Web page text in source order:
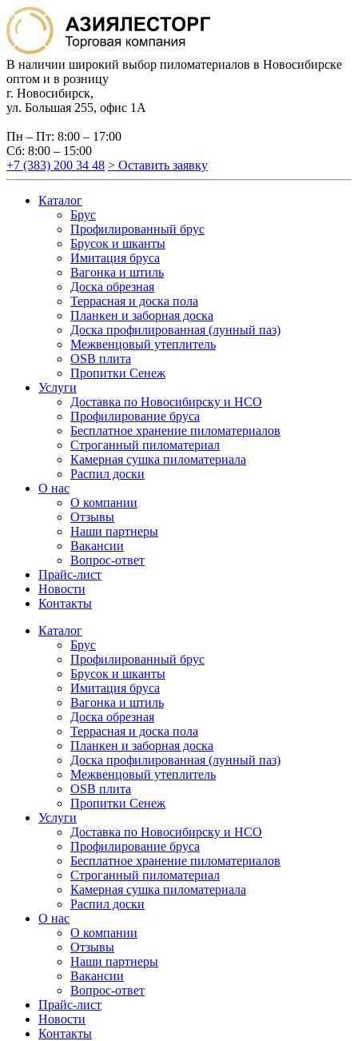
В наличии широкий выбор пиломатериалов в Новосибирске
оптом и в розницу
г. Новосибирск,
ул. Большая 255, офис 1А
Пн – Пт: 8:00 – 17:00
Сб: 8:00 – 15:00
+7 (383) 200 34 48 > Оставить заявку
Каталог
Брус
Профилированный брус
Брусок и шканты
Имитация бруса
Вагонка и штиль
Доска обрезная
Террасная и доска пола
Планкен и заборная доска
Доска профилированная (лунный паз)
Межвенцовый утеплитель
OSB плита
Пропитки Сенеж
Услуги
Доставка по Новосибирску и НСО
Профилирование бруса
Бесплатное хранение пиломатериалов
Строганный пиломатериал
Камерная сушка пиломатериала
Распил доски
О нас
О компании
Отзывы
Наши партнеры
Вакансии
Вопрос-ответ
Прайс-лист
Новости
Контакты
Каталог
Брус
Профилированный брус
Брусок и шканты
Имитация бруса
Вагонка и штиль
Доска обрезная
Террасная и доска пола
Планкен и заборная доска
Доска профилированная (лунный паз)
Межвенцовый утеплитель
OSB плита
Пропитки Сенеж
Услуги
Доставка по Новосибирску и НСО
Профилирование бруса
Бесплатное хранение пиломатериалов
Строганный пиломатериал
Камерная сушка пиломатериала
Распил доски
О нас
О компании
Отзывы
Наши партнеры
Вакансии
Вопрос-ответ
Прайс-лист
Новости
Контакты